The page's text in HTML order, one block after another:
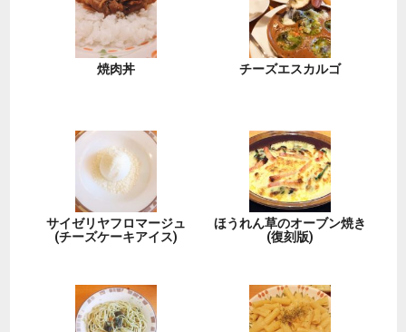
焼肉丼 チーズエスカルゴ
サイゼリヤフロマージュ
(チーズケーキアイス)
ほうれん草のオーブン焼き
(復刻版)